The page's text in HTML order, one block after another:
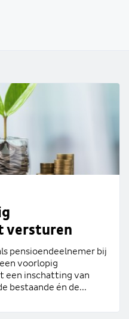
versturen
pensioendeelnemer bij
voorlopig
een inschatting van
bestaande én de...